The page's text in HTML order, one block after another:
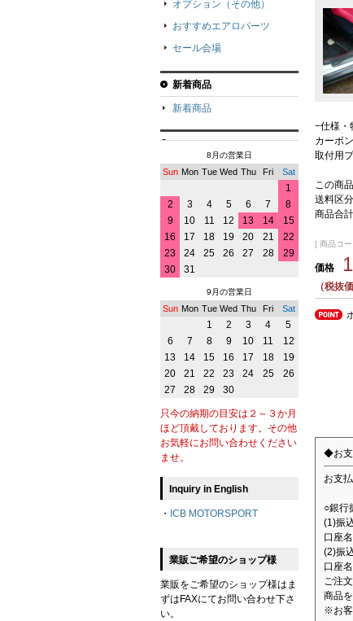
−仕様・
カーボ
取付用
この商
送料区
商品合
[ 商品コ
価格
（税抜
◆お支
お支
○銀行
(1)振
口座
(2)振
口座
ご注
商品
※お客
オプション（その他）
おすすめエアロパーツ
セール会場
新着商品
新着商品
8月の営業日
Sun Mon Tue Wed Thu Fri Sat
1
2
3 4 5 6 7
8
9
10 11 12 13 14
15
16
17 18 19 20 21
22
23
24 25 26 27 28
29
30
31
9月の営業日
Sun Mon Tue Wed Thu Fri Sat
1 2 3 4
5
6
7 8 9 10 11
12
13
14 15 16 17 18
19
20
21 22 23 24 25
26
27
28 29 30
只今の納期の目安は２～３か月
ほど頂戴しております。その他
お気軽にお問い合わせください
ませ。
Inquiry in English
・ ICB MOTORSPORT
業販ご希望のショップ様
業販をご希望のショップ様はま
ずはFAXにてお問い合わせ下さ
い。